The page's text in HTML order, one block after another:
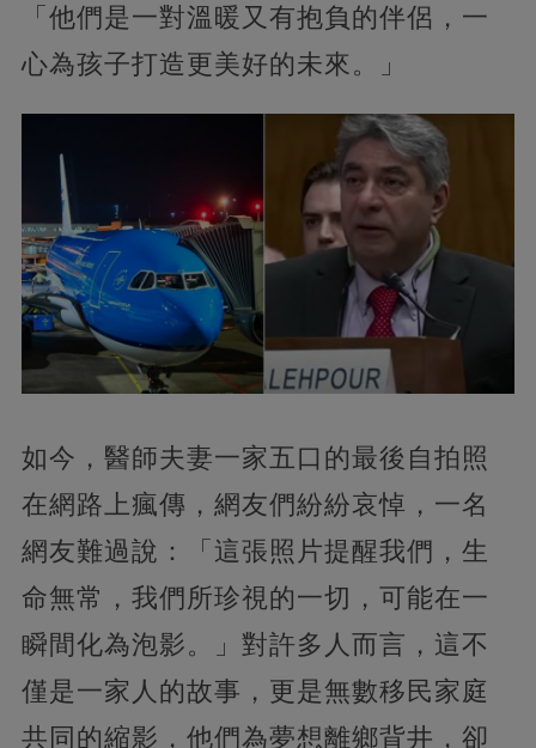
「他們是一對溫暖又有抱負的伴侶，一
心為孩子打造更美好的未來。」
如今，醫師夫妻一家五口的最後自拍照
在網路上瘋傳，網友們紛紛哀悼，一名
網友難過說：「這張照片提醒我們，生
命無常，我們所珍視的一切，可能在一
瞬間化為泡影。」對許多人而言，這不
僅是一家人的故事，更是無數移民家庭
共同的縮影，他們為夢想離鄉背井，卻